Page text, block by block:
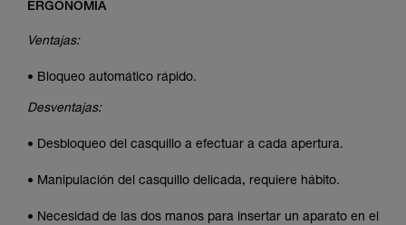
ERGONOMÍA
Ventajas:
• Bloqueo automático rápido.
Desventajas:
• Desbloqueo del casquillo a efectuar a cada apertura.
• Manipulación del casquillo delicada, requiere hábito.
• Necesidad de las dos manos para insertar un aparato en el